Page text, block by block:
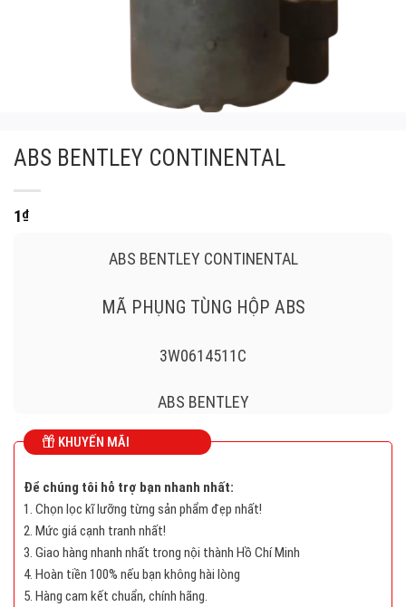
ABS BENTLEY CONTINENTAL
1₫
ABS BENTLEY CONTINENTAL
MÃ PHỤNG TÙNG HỘP ABS
3W0614511C
ABS BENTLEY
Mô
tả
sản
phẩm
KHUYẾN MÃI
Để chúng tôi hỗ trợ bạn nhanh nhất:
1. Chọn lọc kĩ lưỡng từng sản phẩm đẹp nhất!
2. Mức giá cạnh tranh nhất!
3. Giao hàng nhanh nhất trong nội thành Hồ Chí Minh
4. Hoàn tiền 100% nếu bạn không hài lòng
5. Hàng cam kết chuẩn, chính hãng.